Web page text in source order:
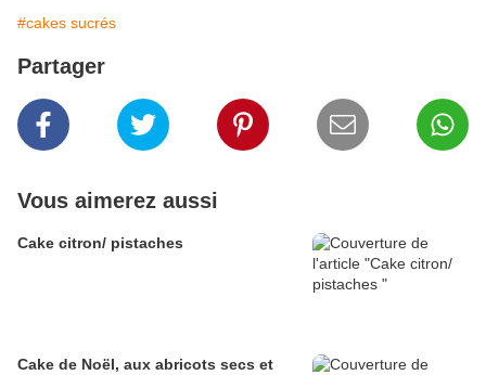
#cakes sucrés
Partager
Vous aimerez aussi
Cake citron/ pistaches
Cake de Noël, aux abricots secs et